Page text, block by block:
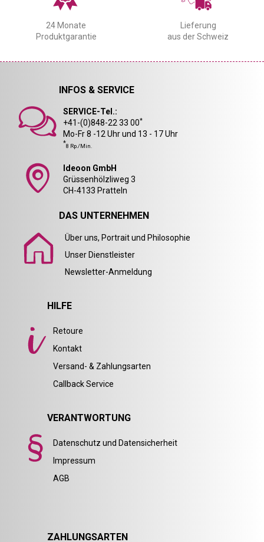
24 Monate
Produktgarantie
Lieferung
aus der Schweiz
INFOS & SERVICE
SERVICE-Tel.:
+41-(0)848-22 33 00*
Mo-Fr 8 -12 Uhr und 13 - 17 Uhr
*8 Rp./Min.
Ideoon GmbH
Grüssenhölzliweg 3
CH-4133 Pratteln
DAS UNTERNEHMEN
Über uns, Portrait und Philosophie
Unser Dienstleister
Newsletter-Anmeldung
HILFE
Retoure
Kontakt
Versand- & Zahlungsarten
Callback Service
VERANTWORTUNG
Datenschutz und Datensicherheit
Impressum
AGB
ZAHLUNGSARTEN